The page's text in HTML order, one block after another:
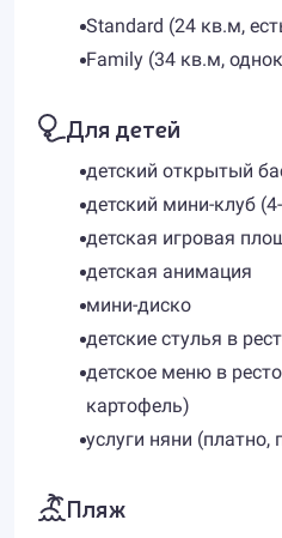
Standard (24 кв.м,
Fami​ly (34 кв.м,
Для детей
детский открытый
детский мини-клуб
детская игровая
детская анимация
мини-диско
детские стулья в
детское меню в
картофель)
услуги няни (платно,
Пляж